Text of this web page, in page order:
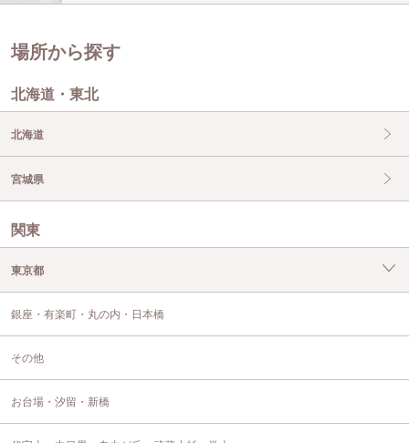
場所から探す
北海道・東北
北海道
宮城県
関東
東京都
銀座・有楽町・丸の内・日本橋
その他
お台場・汐留・新橋